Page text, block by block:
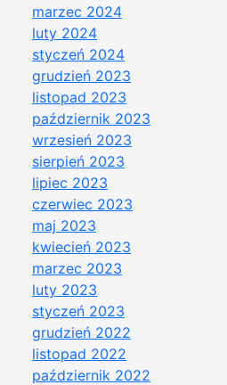
marzec 2024
luty 2024
styczeń 2024
grudzień 2023
listopad 2023
październik 2023
wrzesień 2023
sierpień 2023
lipiec 2023
czerwiec 2023
maj 2023
kwiecień 2023
marzec 2023
luty 2023
styczeń 2023
grudzień 2022
listopad 2022
październik 2022